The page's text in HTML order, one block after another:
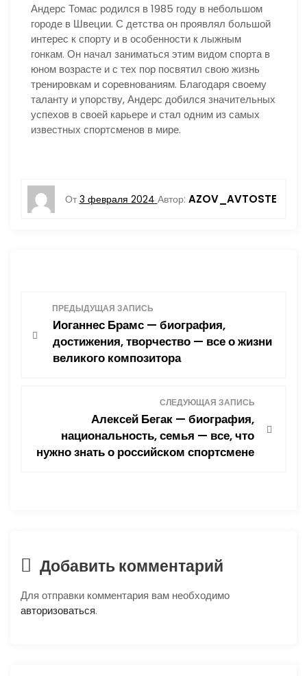
Андерс Томас родился в 1985 году в небольшом
городе в Швеции. С детства он проявлял большой
интерес к спорту и в особенности к лыжным
гонкам. Он начал заниматься этим видом спорта в
юном возрасте и с тех пор посвятил свою жизнь
тренировкам и соревнованиям. Благодаря своему
таланту и упорству, Андерс добился значительных
успехов в своей карьере и стал одним из самых
известных спортсменов в мире.
От 3 февраля 2024 Автор: AZOV_AVTOSTE
я
п
о
ПРЕДЫДУЩАЯ ЗАПИСЬ
Иоганнес Брамс — биография,
достижения, творчество — все о жизни
великого композитора
СЛЕДУЮЩАЯ ЗАПИСЬ
Алексей Бегак — биография,
национальность, семья — все, что
нужно знать о российском спортсмене
Добавить комментарий
Для отправки комментария вам необходимо
авторизоваться.